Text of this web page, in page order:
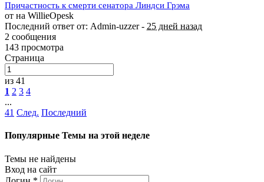
Причастность к смерти сенатора Линдси Грэма
от на WillieOpesk
Последний ответ от: Admin-uzzer - 25 дней назад
2 сообщения
143 просмотра
Страница
из 41
1 2 3 4
...
41 След. Последний
Популярные Темы на этой неделе
Темы не найдены
Вход на сайт